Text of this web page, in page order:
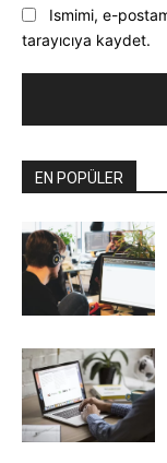
Ismimi, e-
tarayıcıya kaydet.
EN POPÜLER